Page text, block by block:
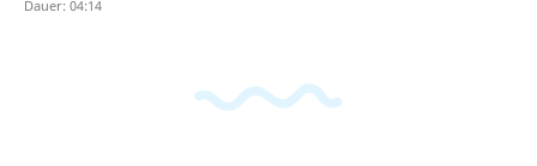
Dauer: 04:14